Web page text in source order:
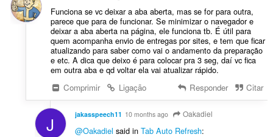
õ
e
s
:
l
i
a
ç
õ
e
s
:
Funciona se vc deixar a aba aberta, mas se for para outra,
parece que para de funcionar. Se minimizar o navegador e
deixar a aba aberta na página, ele funciona tb. É útil para
quem acompanha envio de entregas por sites, e tem que ficar
atualizando para saber como vai o andamento da preparação
e etc. A dica que deixo é para colocar pra 3 seg, daí vc fica
em outra aba e qd voltar ela vai atualizar rápido.
Comprimir
Ligação Responder Citar
J jakasspeech11 10 months ago Oakadiel
@Oakadiel said in Tab Auto Refresh: